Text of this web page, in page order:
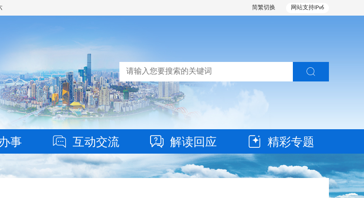
网站支持IPv6
简繁切换
事 互动交流 解读回应 精彩专题